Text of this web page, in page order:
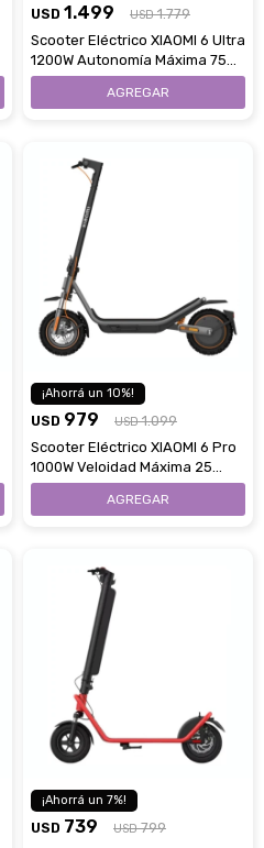
USD 1.499 USD 1.779
Scooter Eléctrico XIAOMI 6 Ultra
1200W Autonomía Máxima 75
Km
10
USD 979 USD 1.099
Scooter Eléctrico XIAOMI 6 Pro
1000W Veloidad Máxima 25
Km/H
7
USD 739 USD 799